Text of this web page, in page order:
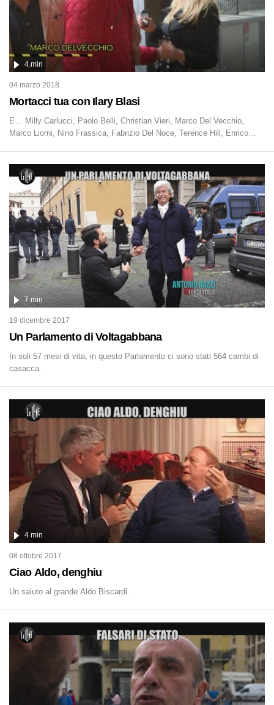
Mortacci tua con Ilary Blasi
4 min
04 marzo 2018
E… Milly Carlucci, Paolo Belli, Christian Vieri, Marco Del Vecchio,
Marco Liorni, Nino Frassica, Fabrizio Del Noce, Terence Hill, Enrico
Un Parlamento di Voltagabbana
7 min
19 dicembre 2017
In soli 57 mesi di vita, in questo Parlamento ci sono stati 564 cambi di
casacca.
Ciao Aldo, denghiu
4 min
08 ottobre 2017
Un saluto al grande Aldo Biscardi.